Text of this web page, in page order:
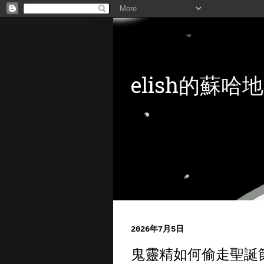
elish的蘇哈地
2026年7月5日
鬼靈精如何偷走聖誕